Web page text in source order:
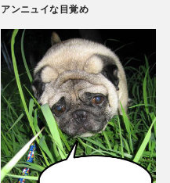
アンニュイな目覚め